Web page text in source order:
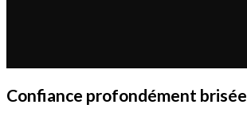
Confiance profondément brisée